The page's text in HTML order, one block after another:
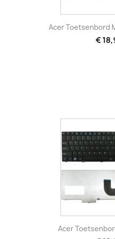
Acer Toetsenbord
€
Acer